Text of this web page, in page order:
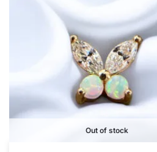
Out of stock